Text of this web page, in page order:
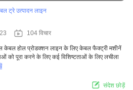
ट्रे उत्पादन लाइन
104 विचार
केबल होल प्रोडक्शन लाइन के लिए केबल फैक्ट्री मशीनें
को पूरा करने के लिए कई विशिष्टताओं के लिए लचीला
संदेश छोड़ें